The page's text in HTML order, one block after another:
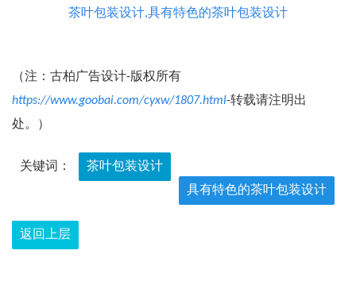
茶叶包装设计,具有特色的茶叶包装设计
（注：古柏广告设计-版权所有
https://www.goobai.com/cyxw/1807.html-转载请注明出
处。）
关键词：
茶叶包装设计
具有特色的茶叶包装设计
返回上层